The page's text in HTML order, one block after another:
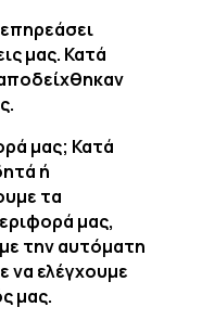
μας. Κατά
μας; Κατά
ή
τα
μας,
την αυτόματη
να ελέγχουμε
μας.